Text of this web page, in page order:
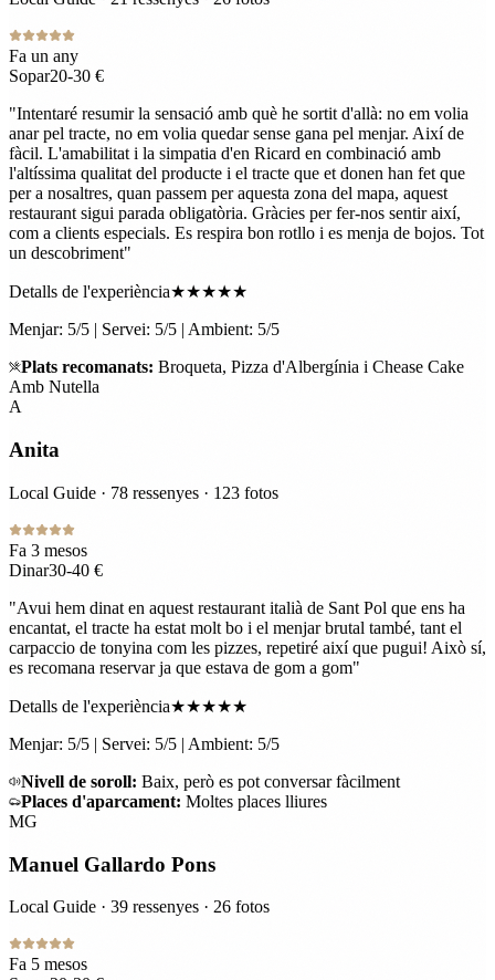
Fa un any
Sopar20-30 €
"Intentaré resumir la sensació amb què he sortit d'allà: no em volia
anar pel tracte, no em volia quedar sense gana pel menjar. Així de
fàcil. L'amabilitat i la simpatia d'en Ricard en combinació amb
l'altíssima qualitat del producte i el tracte que et donen han fet que
per a nosaltres, quan passem per aquesta zona del mapa, aquest
restaurant sigui parada obligatòria. Gràcies per fer-nos sentir així,
com a clients especials. Es respira bon rotllo i es menja de bojos. Tot
un descobriment"
Detalls de l'experiència★★★★★
Menjar: 5/5 | Servei: 5/5 | Ambient: 5/5
Plats recomanats: Broqueta, Pizza d'Albergínia i Chease Cake
Amb Nutella
A
Anita
Local Guide · 78 ressenyes · 123 fotos
Fa 3 mesos
Dinar30-40 €
"Avui hem dinat en aquest restaurant italià de Sant Pol que ens ha
encantat, el tracte ha estat molt bo i el menjar brutal també, tant el
carpaccio de tonyina com les pizzes, repetiré així que pugui! Això sí,
es recomana reservar ja que estava de gom a gom"
Detalls de l'experiència★★★★★
Menjar: 5/5 | Servei: 5/5 | Ambient: 5/5
Nivell de soroll: Baix, però es pot conversar fàcilment
Places d'aparcament: Moltes places lliures
MG
Manuel Gallardo Pons
Local Guide · 39 ressenyes · 26 fotos
Fa 5 mesos